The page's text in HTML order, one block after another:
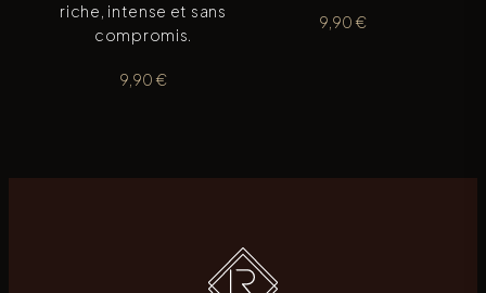
riche, intense et sans
compromis.
9,90 €
9,90 €